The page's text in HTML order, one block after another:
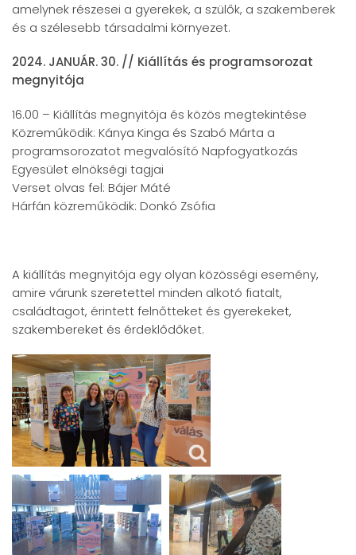
amelynek részesei a gyerekek, a szülők, a szakemberek
és a szélesebb társadalmi környezet.
2024. JANUÁR. 30. // Kiállítás és programsorozat
megnyitója
16.00 – Kiállítás megnyitója és közös megtekintése
Közreműködik: Kánya Kinga és Szabó Márta a
programsorozatot megvalósító Napfogyatkozás
Egyesület elnökségi tagjai
Verset olvas fel: Bájer Máté
Hárfán közreműködik: Donkó Zsófia
A kiállítás megnyitója egy olyan közösségi esemény,
amire várunk szeretettel minden alkotó fiatalt,
családtagot, érintett felnőtteket és gyerekeket,
szakembereket és érdeklődőket.